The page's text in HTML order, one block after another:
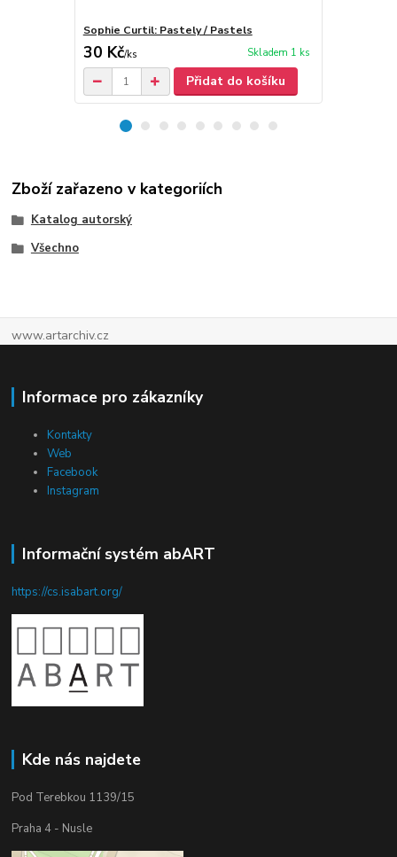
Sophie Curtil: Pastely / Pastels
30 Kč/ks Skladem 1 ks
Přidat do košíku
Zboží zařazeno v kategoriích
Katalog autorský
Všechno
www.artarchiv.cz
Informace pro zákazníky
Kontakty
Web
Facebook
Instagram
Informační systém abART
https://cs.isabart.org/
Kde nás najdete
Pod Terebkou 1139/15
Praha 4 - Nusle